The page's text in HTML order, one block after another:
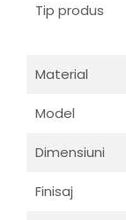
Tip produs
Material
Model
Dimensiuni
Finisaj